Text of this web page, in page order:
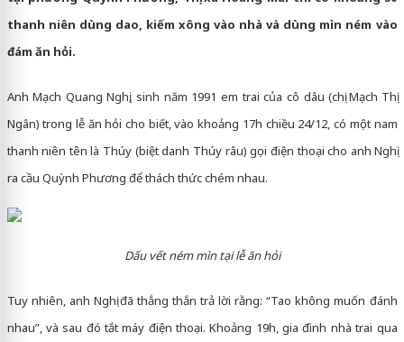
thanh niên dùng dao, kiếm xông vào nhà và dùng mìn ném vào
đám ăn hỏi.
Anh Mạch Quang Nghị, sinh năm 1991 em trai của cô dâu (chị Mạch Thị
Ngân) trong lễ ăn hỏi cho biết, vào khoảng 17h chiều 24/12, có một nam
thanh niên tên là Thúy (biệt danh Thúy râu) gọi điện thoại cho anh Nghị
ra cầu Quỳnh Phương để thách thức chém nhau.
Dấu vết ném mìn tại lễ ăn hỏi
Tuy nhiên, anh Nghị đã thẳng thắn trả lời rằng: “Tao không muốn đánh
nhau”, và sau đó tắt máy điện thoại. Khoảng 19h, gia đình nhà trai qua